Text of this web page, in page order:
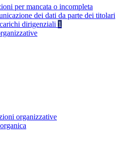
per mancata o incompleta
dei dati da parte dei titolari
dirigenziali 1
organizzative